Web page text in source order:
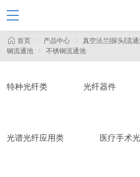
首页 产品中心 真空法兰|探头|流
钢流通池
不锈钢流通池
特种光纤类 光纤器件
光谱光纤应用类 医疗手术